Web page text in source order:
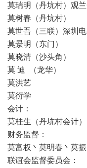
莫瑞明（丹坑
莫树春
莫世吾（三联）深圳
莫景明
莫晓清（沙头角）
莫 迪 （龙华）
莫洪艺
莫衍学
会计：
莫桂生（丹坑村会
财务监督：
莫富权丶莫明春丶莫
联谊会监督委员会：